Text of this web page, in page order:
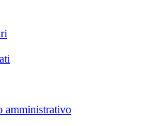
amministrativo